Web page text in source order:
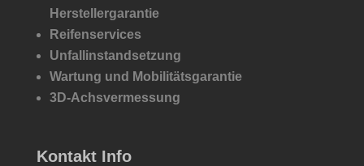
Herstellergarantie
Reifenservices
Unfallinstandsetzung
Wartung und Mobilitätsgarantie
3D-Achsvermessung
Kontakt Info